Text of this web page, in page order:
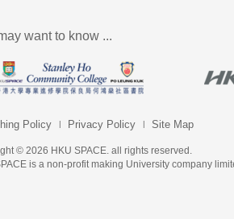
want to know ...
Policy Privacy Policy Site Map
© 2026 HKU SPACE. all rights reserved.
is a non-profit making University company